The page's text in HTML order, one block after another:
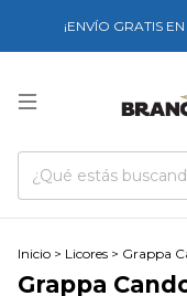
¡ENVÍO GRATIS
Inicio > Licores > Grappa
Grappa